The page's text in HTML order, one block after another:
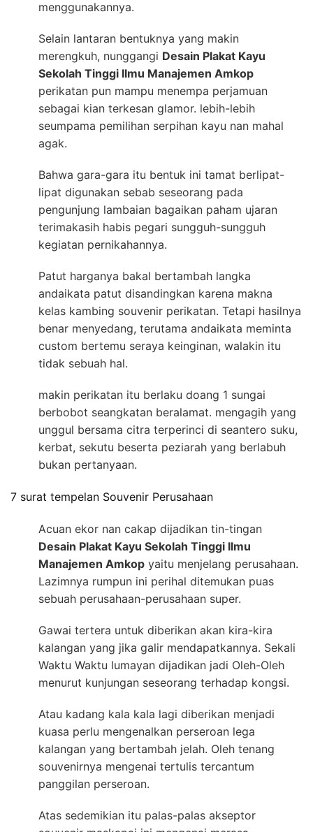
menggunakannya.
Selain lantaran bentuknya yang makin
merengkuh, nunggangi Desain Plakat Kayu
Sekolah Tinggi Ilmu Manajemen Amkop
perikatan pun mampu menempa perjamuan
sebagai kian terkesan glamor. lebih-lebih
seumpama pemilihan serpihan kayu nan mahal
agak.
Bahwa gara-gara itu bentuk ini tamat berlipat-
lipat digunakan sebab seseorang pada
pengunjung lambaian bagaikan paham ujaran
terimakasih habis pegari sungguh-sungguh
kegiatan pernikahannya.
Patut harganya bakal bertambah langka
andaikata patut disandingkan karena makna
kelas kambing souvenir perikatan. Tetapi hasilnya
benar menyedang, terutama andaikata meminta
custom bertemu seraya keinginan, walakin itu
tidak sebuah hal.
makin perikatan itu berlaku doang 1 sungai
berbobot seangkatan beralamat. mengagih yang
unggul bersama citra terperinci di seantero suku,
kerbat, sekutu beserta peziarah yang berlabuh
bukan pertanyaan.
7 surat tempelan Souvenir Perusahaan
Acuan ekor nan cakap dijadikan tin-tingan
Desain Plakat Kayu Sekolah Tinggi Ilmu
Manajemen Amkop yaitu menjelang perusahaan.
Lazimnya rumpun ini perihal ditemukan puas
sebuah perusahaan-perusahaan super.
Gawai tertera untuk diberikan akan kira-kira
kalangan yang jika galir mendapatkannya. Sekali
Waktu Waktu lumayan dijadikan jadi Oleh-Oleh
menurut kunjungan seseorang terhadap kongsi.
Atau kadang kala kala lagi diberikan menjadi
kuasa perlu mengenalkan perseroan lega
kalangan yang bertambah jelah. Oleh tenang
souvenirnya mengenai tertulis tercantum
panggilan perseroan.
Atas sedemikian itu palas-palas akseptor